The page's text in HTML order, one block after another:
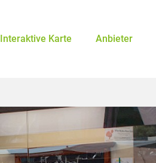
Interaktive Karte Anbieter